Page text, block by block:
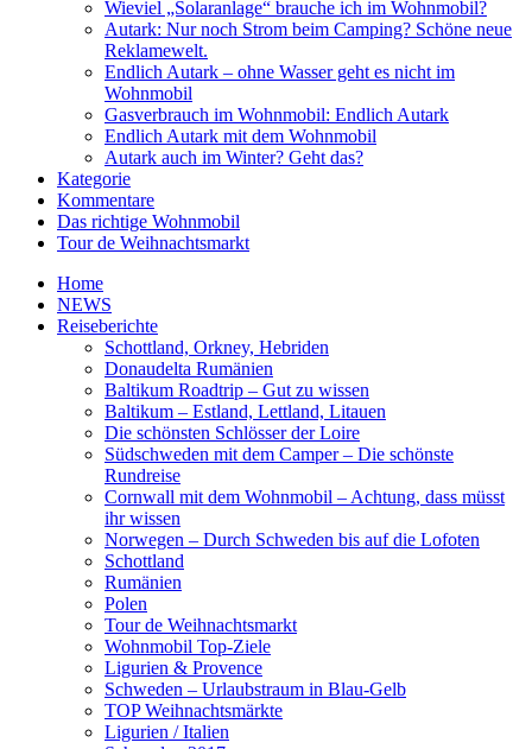
Wieviel „Solaranlage“ brauche ich im Wohnmobil?
Autark: Nur noch Strom beim Camping? Schöne neue
Reklamewelt.
Endlich Autark – ohne Wasser geht es nicht im
Wohnmobil
Gasverbrauch im Wohnmobil: Endlich Autark
Endlich Autark mit dem Wohnmobil
Autark auch im Winter? Geht das?
Kategorie
Kommentare
Das richtige Wohnmobil
Tour de Weihnachtsmarkt
Home
NEWS
Reiseberichte
Schottland, Orkney, Hebriden
Donaudelta Rumänien
Baltikum Roadtrip – Gut zu wissen
Baltikum – Estland, Lettland, Litauen
Die schönsten Schlösser der Loire
Südschweden mit dem Camper – Die schönste
Rundreise
Cornwall mit dem Wohnmobil – Achtung, dass müsst
ihr wissen
Norwegen – Durch Schweden bis auf die Lofoten
Schottland
Rumänien
Polen
Tour de Weihnachtsmarkt
Wohnmobil Top-Ziele
Ligurien & Provence
Schweden – Urlaubstraum in Blau-Gelb
TOP Weihnachtsmärkte
Ligurien / Italien